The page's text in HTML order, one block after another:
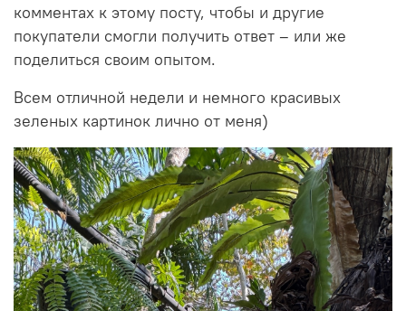
комментах к этому посту, чтобы и другие
покупатели смогли получить ответ – или же
поделиться своим опытом.
Всем отличной недели и немного красивых
зеленых картинок лично от меня)